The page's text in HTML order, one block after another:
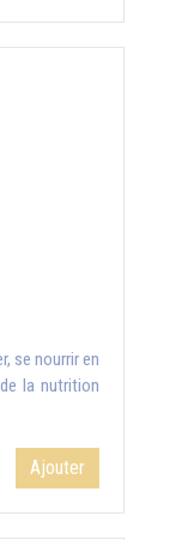
se nourrir en
la nutrition
Ajouter